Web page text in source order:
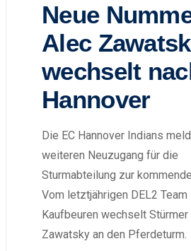
Neue
Alec
wechselt
Hannover
Die EC Hannover Indians
weiteren Neuzugang für die
Sturmabteilung zur
Vom letztjährigen DEL2 Team
Kaufbeuren wechselt Stürmer
Zawatsky an den Pferdeturm.